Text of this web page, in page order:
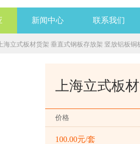
新闻中心 联系我们
海立式板材货架 垂直式钢板存放架 竖放铝板铜
上海立式板
价格
100.00元/套